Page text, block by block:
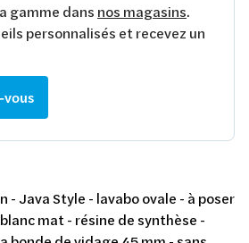
gamme dans nos magasins.
personnalisés et recevez un
vous
- Java Style - lavabo ovale - à poser
mat - résine de synthèse -